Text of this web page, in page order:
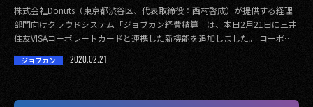
株式会社Donuts（東京都渋谷区、代表取締役：西村啓成）が提供する経理
部門向けクラウドシステム「ジョブカン経費精算」は、本日2月21日に三井
住友VISAコーポレートカードと連携した新機能を追加しました。 コーポレ
ジョブカン 2020.02.21